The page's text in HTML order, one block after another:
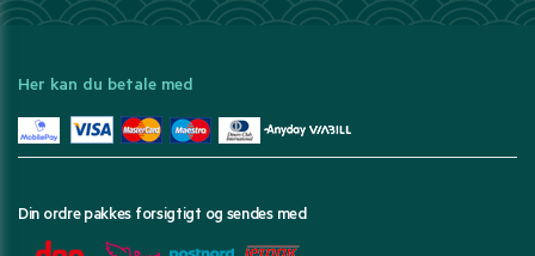
Her kan du betale med
Din ordre pakkes forsigtigt og sendes med